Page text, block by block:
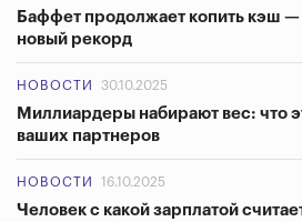
Баффет продолжает копить кэш
новый рекорд
НОВОСТИ 30.10.2025
Миллиардеры набирают вес: что
ваших партнеров
НОВОСТИ 16.10.2025
Человек с какой зарплатой